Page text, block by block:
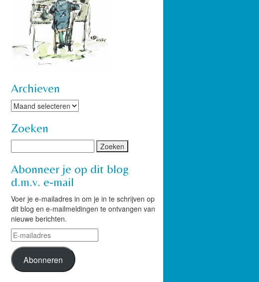
Archieven
Archieven
Zoeken
Abonneer je op dit blog
d.m.v. e-mail
Voer je e-mailadres in om je in te schrijven op
dit blog en e-mailmeldingen te ontvangen van
nieuwe berichten.
E-
mailadres
Abonneren